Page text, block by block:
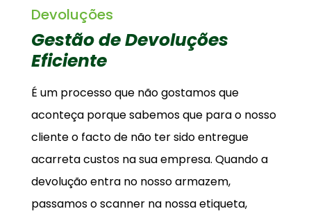
Devoluções
Gestão de Devoluções
Eficiente
É um processo que não gostamos que
aconteça porque sabemos que para o nosso
cliente o facto de não ter sido entregue
acarreta custos na sua empresa. Quando a
devolução entra no nosso armazem,
passamos o scanner na nossa etiqueta,